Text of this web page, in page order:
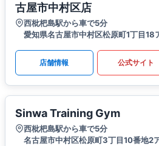
古屋市中村区店
西枇杷島駅から車で5分
愛知県名古屋市中村区松原町1丁目18
店舗情報 公式サイト
Sinwa Training Gym
西枇杷島駅から車で5分
名古屋市中村区松原町3丁目10番地2